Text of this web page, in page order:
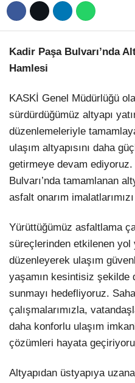
Kadir Paşa Bulvarı’nda
Hamlesi
KASKİ Genel Müdürlüğü
sürdürdüğümüz altyapı
düzenlemeleriyle
ulaşım altyapısını daha
getirmeye devam
Bulvarı’nda tamamlanan
asfalt onarım
Yürüttüğümüz asfaltlama
süreçlerinden etkilenen yol
düzenleyerek ulaşım
yaşamın kesintisiz şekilde
sunmayı hedefliyoruz.
çalışmalarımızla,
daha konforlu ulaşım
çözümleri hayata
Altyapıdan üstyapıya